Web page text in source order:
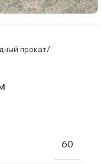
прокат
60